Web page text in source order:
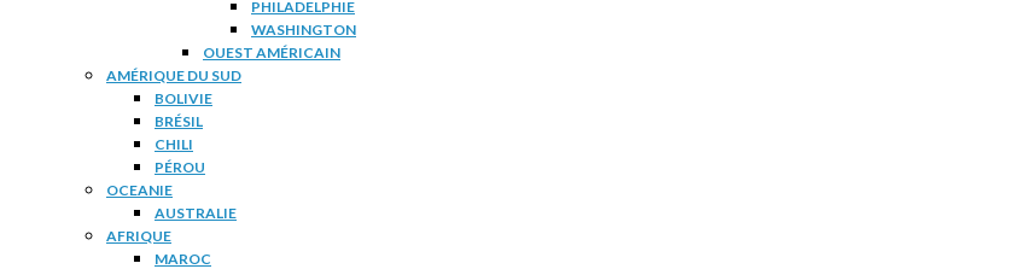
PHILADELPHIE
WASHINGTON
OUEST AMÉRICAIN
AMÉRIQUE DU SUD
BOLIVIE
BRÉSIL
CHILI
PÉROU
OCEANIE
AUSTRALIE
AFRIQUE
MAROC